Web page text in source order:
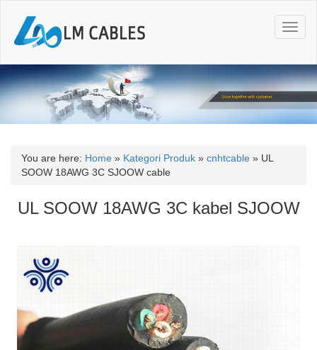
T
o
g
l
n
a
i
You are here: Home » Kategori Produk » cnhtcable » UL
SOOW 18AWG 3C SJOOW cable
UL SOOW 18AWG 3C kabel SJOOW